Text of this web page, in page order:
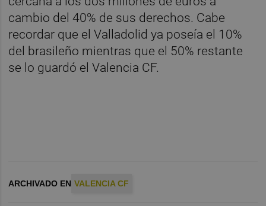
cambio del 40% de sus derechos. Cabe
recordar que el Valladolid ya poseía el 10%
del brasileño mientras que el 50% restante
se lo guardó el Valencia CF.
ARCHIVADO EN VALENCIA CF